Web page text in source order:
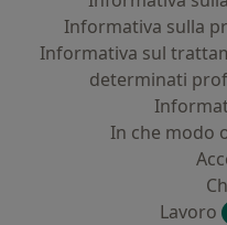
Informativa sulla
Informativa sul
determinati
In che modo
Lavoro